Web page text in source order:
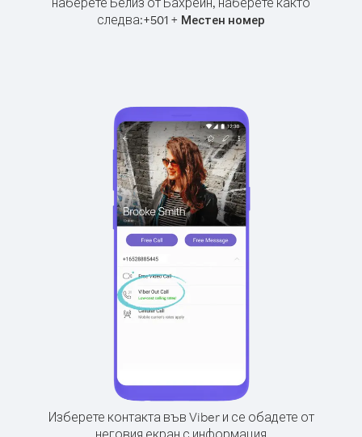
следва:+501 + Местен номер
Изберете контакта във Viber и се обадете от
неговия екран с информация